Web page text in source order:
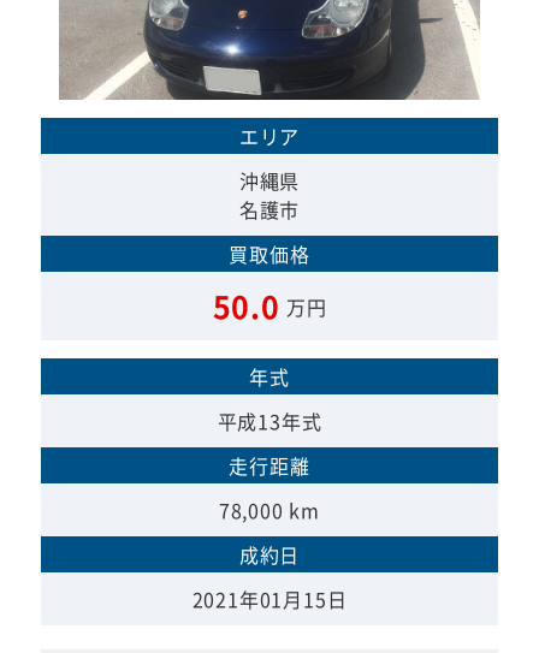
エリア
沖縄県
名護市
買取価格
50.0 万円
年式
平成13年式
走行距離
78,000 km
成約日
2021年01月15日